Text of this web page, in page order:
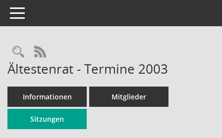
Toggle navigation
Rechercheauswahl
RSS-Feed
Ältestenrat - Termine 2003
Informationen Mitglieder
Sitzungen